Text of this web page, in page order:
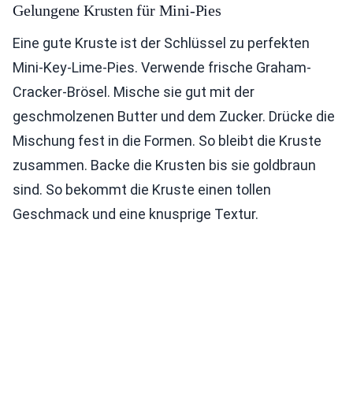
Gelungene Krusten für Mini-Pies
Eine gute Kruste ist der Schlüssel zu perfekten
Mini-Key-Lime-Pies. Verwende frische Graham-
Cracker-Brösel. Mische sie gut mit der
geschmolzenen Butter und dem Zucker. Drücke die
Mischung fest in die Formen. So bleibt die Kruste
zusammen. Backe die Krusten bis sie goldbraun
sind. So bekommt die Kruste einen tollen
Geschmack und eine knusprige Textur.